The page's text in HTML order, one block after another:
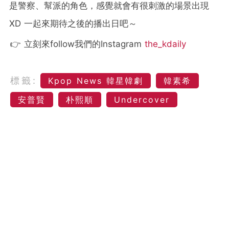
是警察、幫派的角色，感覺就會有很刺激的場景出現
XD 一起來期待之後的播出日吧～
👉 立刻來follow我們的Instagram the_kdaily
標籤: Kpop News 韓星韓劇
韓素希
安普賢
朴熙順 Undercover